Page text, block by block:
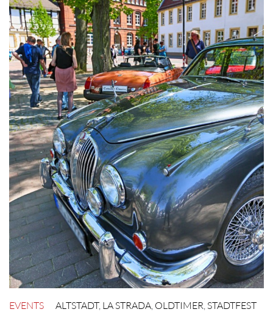
EVENTS ALTSTADT, LA STRADA OLDTIMER STADTFEST